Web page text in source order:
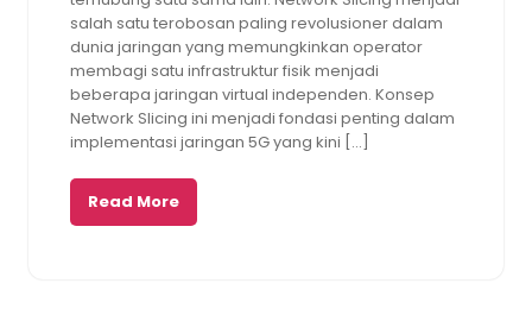
salah satu terobosan paling revolusioner dalam
dunia jaringan yang memungkinkan operator
membagi satu infrastruktur fisik menjadi
beberapa jaringan virtual independen. Konsep
Network Slicing ini menjadi fondasi penting dalam
implementasi jaringan 5G yang kini […]
Read More